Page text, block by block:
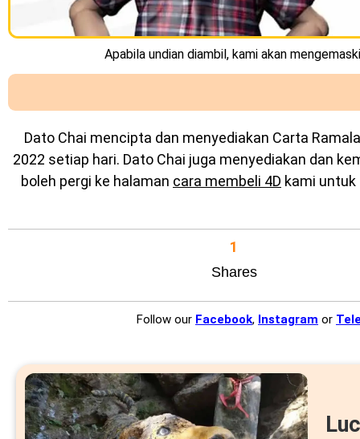
Apabila undian diambil, kami akan
Dato Chai mencipta dan menyediakan Carta
2022 setiap hari. Dato Chai juga menyediakan dan
boleh pergi ke halaman cara membeli 4D kami
Shares
1
Follow our Facebook, Instagram or